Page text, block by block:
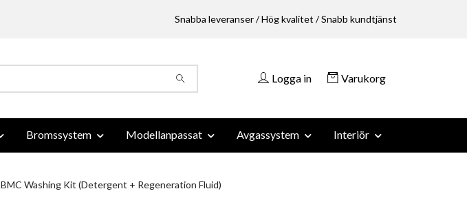
Snabba leveranser / Hög kvalitet / Snabb kundtjänst
Logga in Varukorg
Bromssystem Modellanpassat Avgassystem Interiör
BMC Washing Kit (Detergent + Regeneration Fluid)